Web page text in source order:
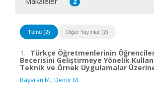
Tümü (2) Diğer Yayınlar (2)
1. Türkçe Öğretmenlerinin
Becerisini Geliştirmeye Yönelik
Teknik ve Örnek Uygulamalar
Başaran M., Demir M.